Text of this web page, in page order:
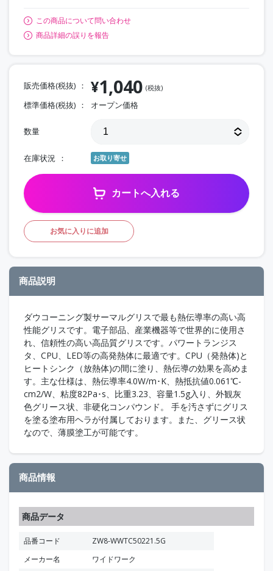
この商品について問い合わせ
商品詳細の誤りを報告
販売価格(税抜) ¥1,040 (税抜)
標準価格(税抜) オープン価格
数量
在庫状況 お取り寄せ
カートへ入れる
お気に入りに追加
商品説明
ダウコーニング製サーマルグリスで最も熱伝導率の高い高
性能グリスです。電子部品、産業機器等で世界的に使用さ
れ、信頼性の高い高品質グリスです。パワートランジス
タ、CPU、LED等の高発熱体に最適です。CPU（発熱体)と
ヒートシンク（放熱体)の間に塗り、熱伝導の効果を高めま
す。主な仕様は、熱伝導率4.0W/m･K、熱抵抗値0.061℃-
cm2/W、粘度82Pa･s、比重3.23、容量1.5g入り、外観灰
色グリース状、非硬化コンパウンド。 手を汚さずにグリス
を塗る塗布用ヘラが付属しております。また、グリース状
なので、薄膜塗工が可能です。
商品情報
商品データ
品番コード
ZW8-WWTC50221.5G
メーカー名
ワイドワーク